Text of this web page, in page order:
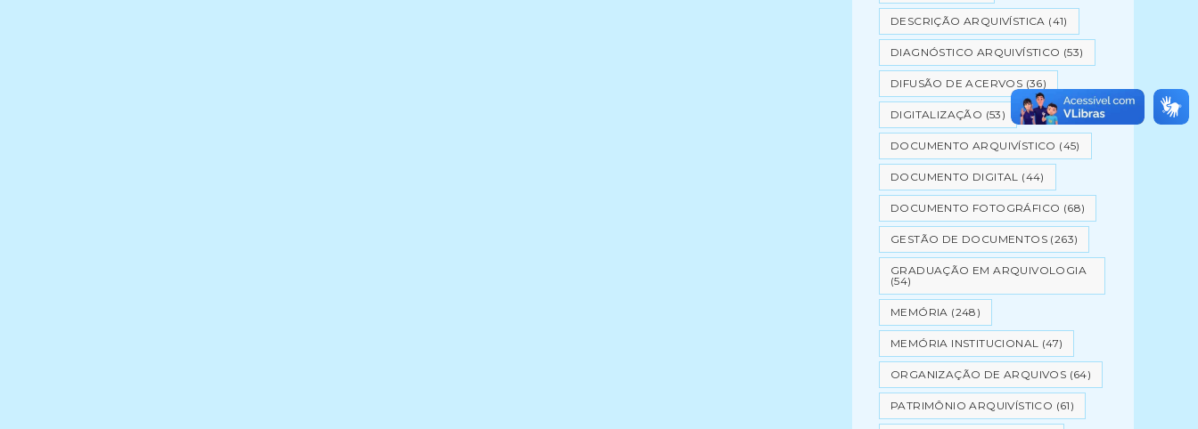
DESCRIÇÃO ARQUIVÍSTICA (41)
DIAGNÓSTICO ARQUIVÍSTICO (53)
DIFUSÃO DE ACERVOS (36)
DIGITALIZAÇÃO (53)
DOCUMENTO ARQUIVÍSTICO (45)
DOCUMENTO DIGITAL (44)
DOCUMENTO FOTOGRÁFICO (68)
GESTÃO DE DOCUMENTOS (263)
GRADUAÇÃO EM ARQUIVOLOGIA
(54)
MEMÓRIA (248)
MEMÓRIA INSTITUCIONAL (47)
ORGANIZAÇÃO DE ARQUIVOS (64)
PATRIMÔNIO ARQUIVÍSTICO (61)